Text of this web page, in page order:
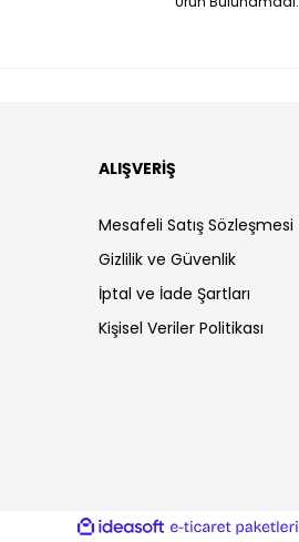
ALIŞVERİŞ
Mesafeli Satış Sözleşmesi
Gizlilik ve Güvenlik
İptal ve İade Şartları
Kişisel Veriler Politikası
ideasoft